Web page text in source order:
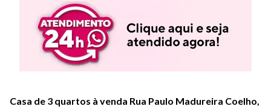
Casa de 3 quartos à venda Rua Paulo Madureira Coelho,